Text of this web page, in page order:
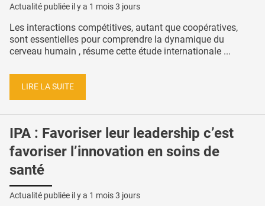
Actualité publiée il y a 1 mois 3 jours
Les interactions compétitives, autant que coopératives,
sont essentielles pour comprendre la dynamique du
cerveau humain , résume cette étude internationale ...
LIRE LA SUITE
IPA : Favoriser leur leadership c’est
favoriser l’innovation en soins de
santé
Actualité publiée il y a 1 mois 3 jours